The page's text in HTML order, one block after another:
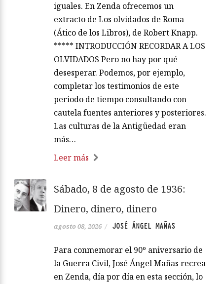
iguales. En Zenda ofrecemos un
extracto de Los olvidados de Roma
(Ático de los Libros), de Robert Knapp.
***** INTRODUCCIÓN RECORDAR A LOS
OLVIDADOS Pero no hay por qué
desesperar. Podemos, por ejemplo,
completar los testimonios de este
periodo de tiempo consultando con
cautela fuentes anteriores y posteriores.
Las culturas de la Antigüedad eran
más…
Leer más
Sábado, 8 de agosto de 1936:
Dinero, dinero, dinero
agosto 08, 2026 / JOSÉ ÁNGEL MAÑAS
Para conmemorar el 90º aniversario de
la Guerra Civil, José Ángel Mañas recrea
en Zenda, día por día en esta sección, lo